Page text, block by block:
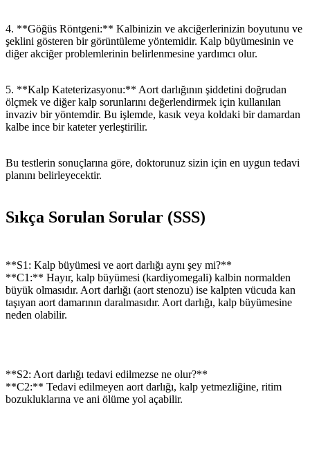
4. **Göğüs Röntgeni:** Kalbinizin ve akciğerlerinizin boyutunu ve
şeklini gösteren bir görüntüleme yöntemidir. Kalp büyümesinin ve
diğer akciğer problemlerinin belirlenmesine yardımcı olur.
5. **Kalp Kateterizasyonu:** Aort darlığının şiddetini doğrudan
ölçmek ve diğer kalp sorunlarını değerlendirmek için kullanılan
invaziv bir yöntemdir. Bu işlemde, kasık veya koldaki bir damardan
kalbe ince bir kateter yerleştirilir.
Bu testlerin sonuçlarına göre, doktorunuz sizin için en uygun tedavi
planını belirleyecektir.
Sıkça Sorulan Sorular (SSS)
**S1: Kalp büyümesi ve aort darlığı aynı şey mi?**
**C1:** Hayır, kalp büyümesi (kardiyomegali) kalbin normalden
büyük olmasıdır. Aort darlığı (aort stenozu) ise kalpten vücuda kan
taşıyan aort damarının daralmasıdır. Aort darlığı, kalp büyümesine
neden olabilir.
**S2: Aort darlığı tedavi edilmezse ne olur?**
**C2:** Tedavi edilmeyen aort darlığı, kalp yetmezliğine, ritim
bozukluklarına ve ani ölüme yol açabilir.